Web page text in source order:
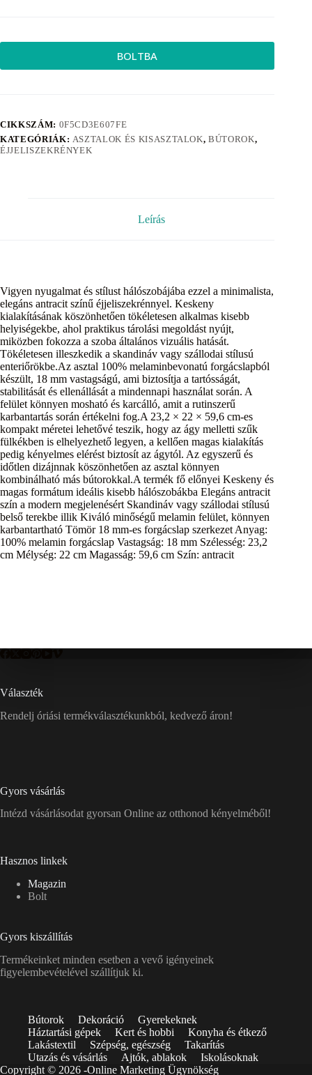
BOLTBA
CIKKSZÁM: 0F5CD3E607FE
KATEGÓRIÁK: ASZTALOK ÉS KISASZTALOK,BÚTOROK,
ÉJJELISZEKRÉNYEK
Leírás
Vigyen nyugalmat és stílust hálószobájába ezzel a minimalista,
elegáns antracit színű éjjeliszekrénnyel. Keskeny
kialakításának köszönhetően tökéletesen alkalmas kisebb
helyiségekbe, ahol praktikus tárolási megoldást nyújt,
miközben fokozza a szoba általános vizuális hatását.
Tökéletesen illeszkedik a skandináv vagy szállodai stílusú
enteriőrökbe.Az asztal 100% melaminbevonatú forgácslapból
készült, 18 mm vastagságú, ami biztosítja a tartósságát,
stabilitását és ellenállását a mindennapi használat során. A
felület könnyen mosható és karcálló, amit a rutinszerű
karbantartás során értékelni fog.A 23,2 × 22 × 59,6 cm-es
kompakt méretei lehetővé teszik, hogy az ágy melletti szűk
fülkékben is elhelyezhető legyen, a kellően magas kialakítás
pedig kényelmes elérést biztosít az ágytól. Az egyszerű és
időtlen dizájnnak köszönhetően az asztal könnyen
kombinálható más bútorokkal.A termék fő előnyei Keskeny és
magas formátum ideális kisebb hálószobákba Elegáns antracit
szín a modern megjelenésért Skandináv vagy szállodai stílusú
belső terekbe illik Kiváló minőségű melamin felület, könnyen
karbantartható Tömör 18 mm-es forgácslap szerkezet Anyag:
100% melamin forgácslap Vastagság: 18 mm Szélesség: 23,2
cm Mélység: 22 cm Magasság: 59,6 cm Szín: antracit
Választék
Rendelj óriási termékválasztékunkból, kedvező áron!
Gyors vásárlás
Intézd vásárlásodat gyorsan Online az otthonod kényelméből!
Hasznos linkek
Magazin
Bolt
Gyors kiszállítás
Termékeinket minden esetben a vevő igényeinek
figyelembevételével szállítjuk ki.
Bútorok Dekoráció
Gyerekeknek
Háztartási gépek
Kert és hobbi
Konyha és étkező
Lakástextil
Szépség, egészség
Takarítás
Utazás és vásárlás
Ajtók, ablakok
Iskolásoknak
Copyright © 2026 -Online Marketing Ügynökség